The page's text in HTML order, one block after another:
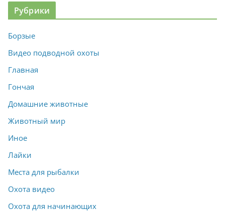
Рубрики
Борзые
Видео подводной охоты
Главная
Гончая
Домашние животные
Животный мир
Иное
Лайки
Места для рыбалки
Охота видео
Охота для начинающих